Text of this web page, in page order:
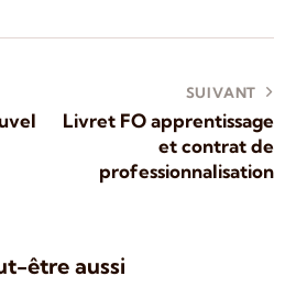
SUIVANT
Livret FO apprentissage
et contrat de
professionnalisation
être aussi